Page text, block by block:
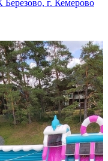
г. Кемерово